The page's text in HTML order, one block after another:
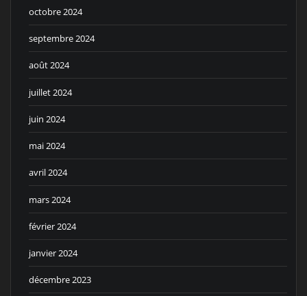
octobre 2024
septembre 2024
août 2024
juillet 2024
juin 2024
mai 2024
avril 2024
mars 2024
février 2024
janvier 2024
décembre 2023